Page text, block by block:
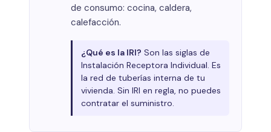
de consumo: cocina, caldera,
calefacción.
¿Qué es la IRI? Son las siglas de
Instalación Receptora Individual. Es
la red de tuberías interna de tu
vivienda. Sin IRI en regla, no puedes
contratar el suministro.